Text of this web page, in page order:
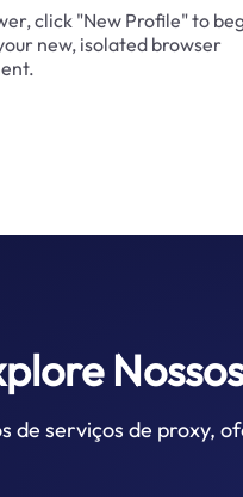
click "New Profile" to
new, isolated browser
de serviços de proxy,